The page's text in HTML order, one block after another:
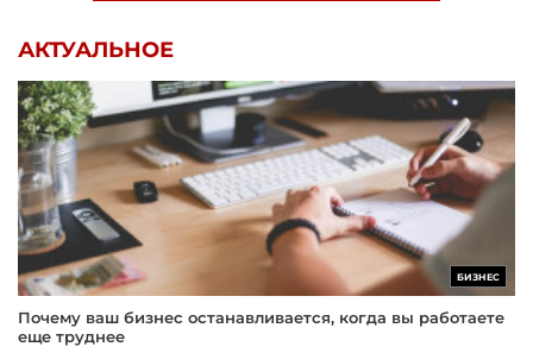
АКТУАЛЬНОЕ
БИЗНЕС
Почему ваш бизнес останавливается, когда вы работаете
еще труднее